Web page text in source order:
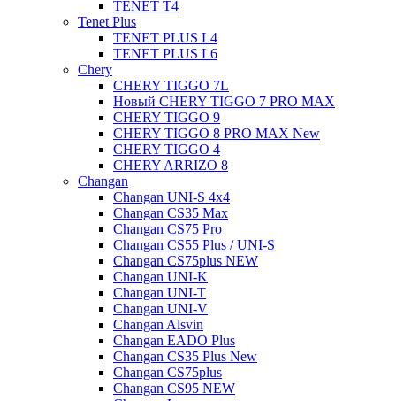
TENET T4
Tenet Plus
TENET PLUS L4
TENET PLUS L6
Chery
CHERY TIGGO 7L
Новый CHERY TIGGO 7 PRO MAX
CHERY TIGGO 9
CHERY TIGGO 8 PRO MAX New
CHERY TIGGO 4
CHERY ARRIZO 8
Changan
Changan UNI-S 4x4
Changan CS35 Max
Changan CS75 Pro
Changan CS55 Plus / UNI-S
Changan CS75plus NEW
Changan UNI-K
Changan UNI-T
Changan UNI-V
Changan Alsvin
Changan EADO Plus
Changan CS35 Plus New
Changan CS75plus
Changan CS95 NEW